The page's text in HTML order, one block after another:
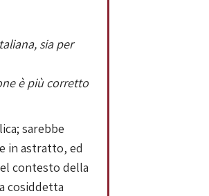
sia per
è più corretto
sarebbe
in astratto, ed
contesto della
cosiddetta